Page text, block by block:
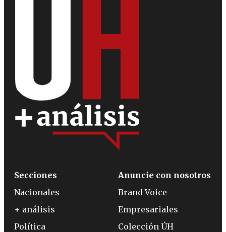
Secciones
Nacionales
+ análisis
Política
Anuncie con nosotros
Brand Voice
Empresariales
Colección ÚH